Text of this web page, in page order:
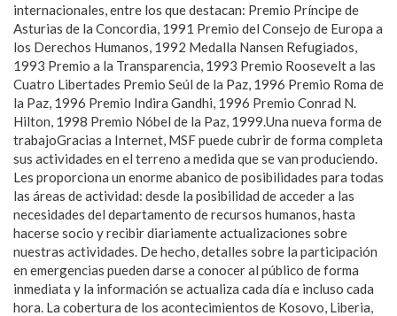
internacionales, entre los que destacan: Premio Príncipe de
Asturias de la Concordia, 1991 Premio del Consejo de Europa a
los Derechos Humanos, 1992 Medalla Nansen Refugiados,
1993 Premio a la Transparencia, 1993 Premio Roosevelt a las
Cuatro Libertades Premio Seúl de la Paz, 1996 Premio Roma de
la Paz, 1996 Premio Indira Gandhi, 1996 Premio Conrad N.
Hilton, 1998 Premio Nóbel de la Paz, 1999.Una nueva forma de
trabajoGracias a Internet, MSF puede cubrir de forma completa
sus actividades en el terreno a medida que se van produciendo.
Les proporciona un enorme abanico de posibilidades para todas
las áreas de actividad: desde la posibilidad de acceder a las
necesidades del departamento de recursos humanos, hasta
hacerse socio y recibir diariamente actualizaciones sobre
nuestras actividades. De hecho, detalles sobre la participación
en emergencias pueden darse a conocer al público de forma
inmediata y la información se actualiza cada día e incluso cada
hora. La cobertura de los acontecimientos de Kosovo, Liberia,